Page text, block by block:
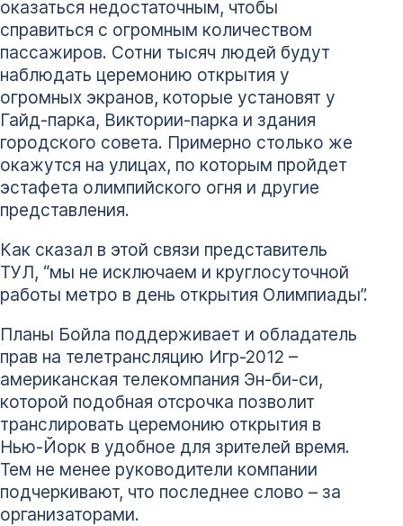
оказаться недостаточным, чтобы
справиться с огромным количеством
пассажиров. Сотни тысяч людей будут
наблюдать церемонию открытия у
огромных экранов, которые установят у
Гайд-парка, Виктории-парка и здания
городского совета. Примерно столько же
окажутся на улицах, по которым пройдет
эстафета олимпийского огня и другие
представления.
Как сказал в этой связи представитель
ТУЛ, “мы не исключаем и круглосуточной
работы метро в день открытия Олимпиады”.
Планы Бойла поддерживает и обладатель
прав на телетрансляцию Игр-2012 –
американская телекомпания Эн-би-си,
которой подобная отсрочка позволит
транслировать церемонию открытия в
Нью-Йорк в удобное для зрителей время.
Тем не менее руководители компании
подчеркивают, что последнее слово – за
организаторами.